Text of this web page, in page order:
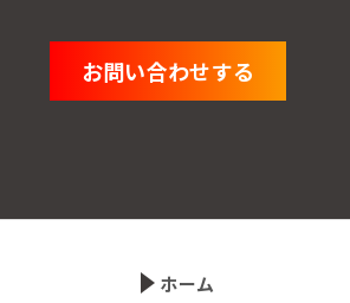
お問い合わせする
ホーム